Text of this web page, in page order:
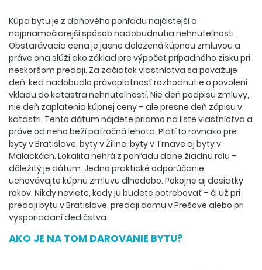
Kúpa bytu je z daňového pohľadu najčistejší a
najpriamočiarejší spôsob nadobudnutia nehnuteľnosti.
Obstarávacia cena je jasne doložená kúpnou zmluvou a
práve ona slúži ako základ pre výpočet prípadného zisku pri
neskoršom predaji. Za začiatok vlastníctva sa považuje
deň, keď nadobudlo právoplatnosť rozhodnutie o povolení
vkladu do katastra nehnuteľností. Nie deň podpisu zmluvy,
nie deň zaplatenia kúpnej ceny – ale presne deň zápisu v
katastri. Tento dátum nájdete priamo na liste vlastníctva a
práve od neho beží päťročná lehota. Platí to rovnako pre
byty v Bratislave, byty v Žiline, byty v Trnave aj byty v
Malackách. Lokalita nehrá z pohľadu dane žiadnu rolu –
dôležitý je dátum. Jedno praktické odporúčanie:
uchovávajte kúpnu zmluvu dlhodobo. Pokojne aj desiatky
rokov. Nikdy neviete, kedy ju budete potrebovať – či už pri
predaji bytu v Bratislave, predaji domu v Prešove alebo pri
vysporiadaní dedičstva.
AKO JE NA TOM DAROVANIE BYTU?